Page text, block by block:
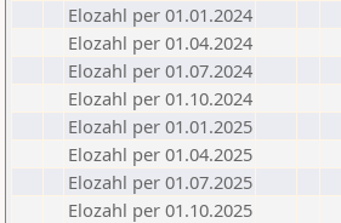
Elozahl per 01.01.2024
Elozahl per 01.04.2024
Elozahl per 01.07.2024
Elozahl per 01.10.2024
Elozahl per 01.01.2025
Elozahl per 01.04.2025
Elozahl per 01.07.2025
Elozahl per 01.10.2025